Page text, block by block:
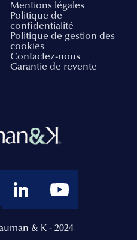
Mentions légales
Politique de
confidentialité
Politique de gestion des
cookies
Contactez-nous
Garantie de revente
& K - 2024